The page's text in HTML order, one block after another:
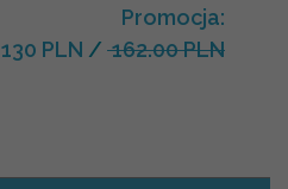
Promocja:
130 PLN / 162.00 PLN